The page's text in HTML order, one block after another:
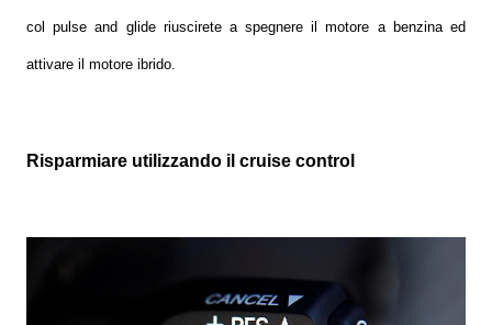
col pulse and glide riuscirete a spegnere il motore a benzina ed
attivare il motore ibrido.
Risparmiare utilizzando il cruise control